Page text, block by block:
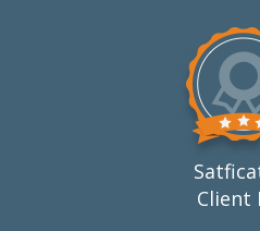
Client